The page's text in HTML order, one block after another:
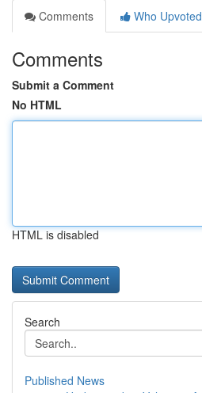
Comments
Who Upvoted
Comments
Submit a Comment
No HTML
HTML is disabled
Search
Published News